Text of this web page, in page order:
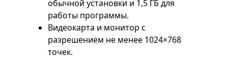
обычной установки и 1,5 ГБ для
работы программы.
Видеокарта и монитор с
разрешением не менее 1024×768
точек.